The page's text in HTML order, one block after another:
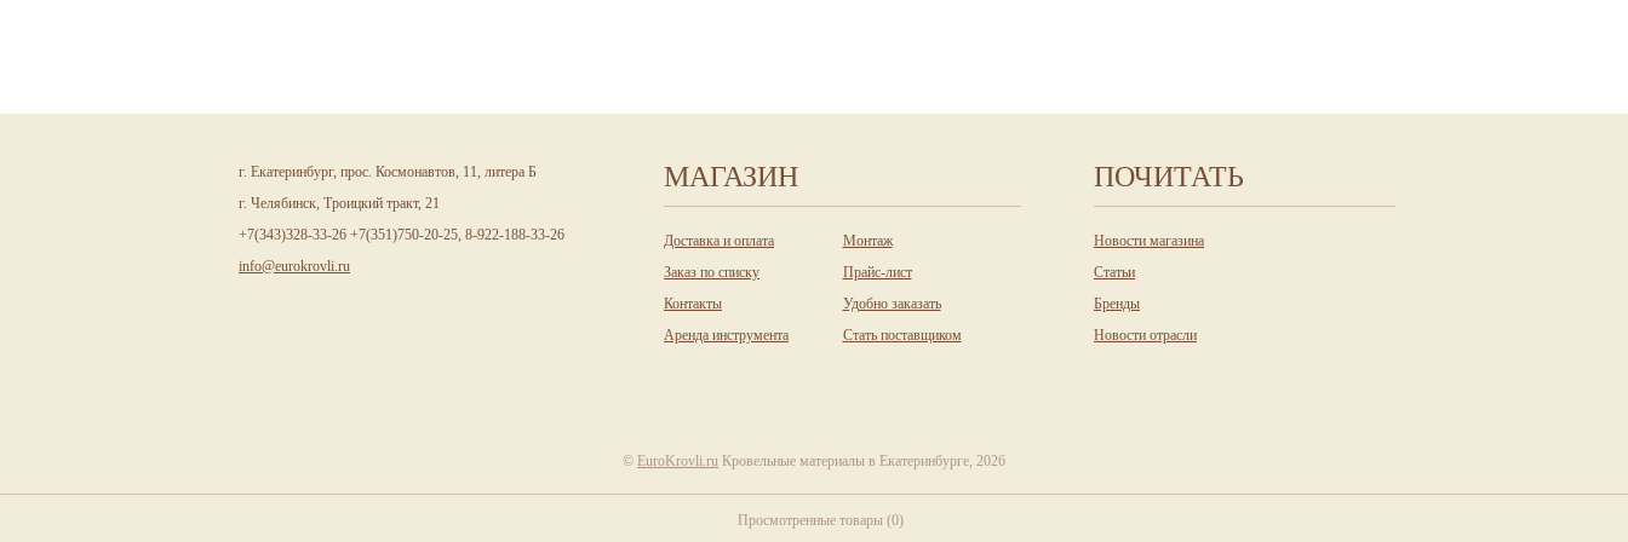
г. Екатеринбург, прос. Космонавтов, 11, литера Б
г. Челябинск, Троицкий тракт, 21
+7(343)328-33-26 +7(351)750-20-25, 8-922-188-33-26
info@eurokrovli.ru
МАГАЗИН
Доставка и оплата
Монтаж
Заказ по списку
Прайс-лист
Контакты
Удобно заказать
Аренда инструмента
Стать поставщиком
ПОЧИТАТЬ
Новости магазина
Статьи
Бренды
Новости отрасли
© EuroKrovli.ru Кровельные материалы в Екатеринбурге, 2026
Просмотренные товары (0)